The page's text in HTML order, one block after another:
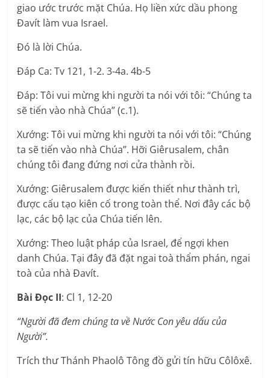
giao ước trước mặt Chúa. Họ liền xức dầu phong
Ðavít làm vua Israel.
Ðó là lời Chúa.
Ðáp Ca: Tv 121, 1-2. 3-4a. 4b-5
Ðáp: Tôi vui mừng khi người ta nói với tôi: “Chúng ta
sẽ tiến vào nhà Chúa” (c.1).
Xướng: Tôi vui mừng khi người ta nói với tôi: “Chúng
ta sẽ tiến vào nhà Chúa”. Hỡi Giêrusalem, chân
chúng tôi đang đứng nơi cửa thành rồi.
Xướng: Giêrusalem được kiến thiết như thành trì,
được cấu tạo kiên cố trong toàn thể. Nơi đây các bộ
lạc, các bộ lạc của Chúa tiến lên.
Xướng: Theo luật pháp của Israel, để ngợi khen
danh Chúa. Tại đây đã đặt ngai toà thẩm phán, ngai
toà của nhà Ðavít.
Bài Ðọc II: Cl 1, 12-20
“Người đã đem chúng ta về Nước Con yêu dấu của
Người”.
Trích thư Thánh Phaolô Tông đồ gửi tín hữu Côlôxê.